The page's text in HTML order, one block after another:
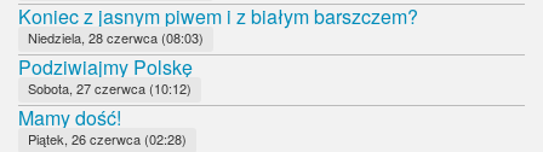
Koniec z jasnym piwem i z białym barszczem?
Niedziela, 28 czerwca (08:03)
Podziwiajmy Polskę
Sobota, 27 czerwca (10:12)
Mamy dość!
Piątek, 26 czerwca (02:28)